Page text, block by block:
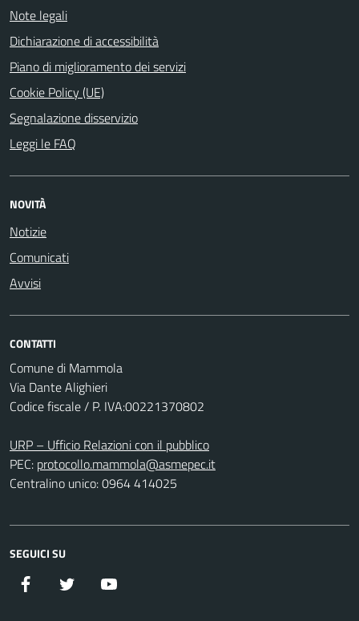
Note legali
Dichiarazione di accessibilità
Piano di miglioramento dei servizi
Cookie Policy (UE)
Segnalazione disservizio
Leggi le FAQ
NOVITÀ
Notizie
Comunicati
Avvisi
CONTATTI
Comune di Mammola
Via Dante Alighieri
Codice fiscale / P. IVA:00221370802
URP – Ufficio Relazioni con il pubblico
PEC: protocollo.mammola@asmepec.it
Centralino unico: 0964 414025
SEGUICI SU
Facebook Twitter